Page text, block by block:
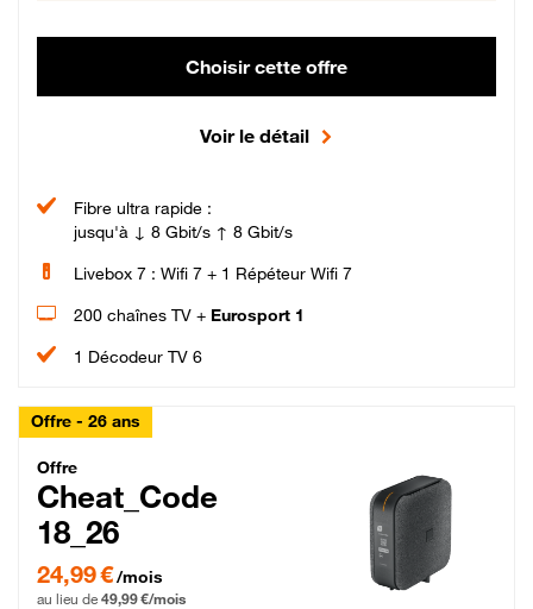
Choisir cette offre
Voir le détail
Fibre ultra rapide :
jusqu'à ↓ 8 Gbit/s ↑ 8 Gbit/s
Livebox 7 : Wifi 7 + 1 Répéteur Wifi 7
200 chaînes TV + Eurosport 1
1 Décodeur TV 6
Offre - 26 ans
Cheat_Code Fibre_18_26
Offre
Cheat_Code
18_26
24,99 € par mois pendant 0 mois puis 49,99 € par mois, Sans engagement
24,99 €/mois
au lieu de 49,99 €/mois